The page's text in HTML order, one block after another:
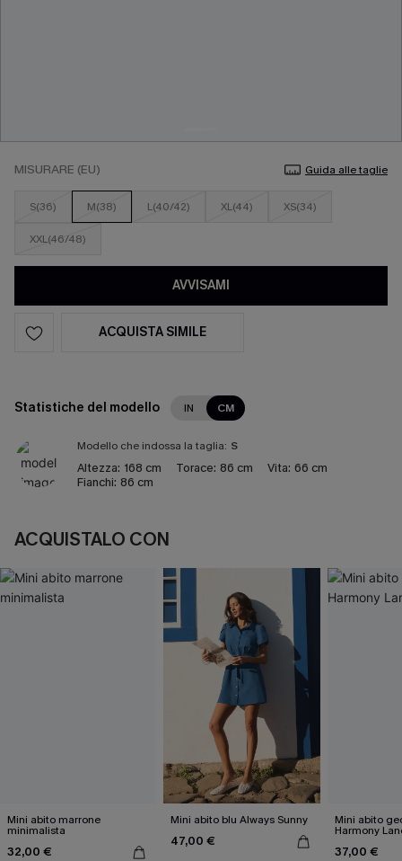
MISURARE (EU) Guida alle taglie
S(36) M(38) L(40/42) XL(44) XS(34)
XXL(46/48)
AVVISAMI
ACQUISTA SIMILE
Statistiche del modello IN CM
Modello che indossa la taglia: S
Altezza: 168 cm Torace: 86 cm Vita: 66 cm
Fianchi: 86 cm
ACQUISTALO CON
Mini abito marrone
minimalista
32,00 €
Mini abito blu Always Sunny
47,00 €
Mini abito
Harmony
37,00 €